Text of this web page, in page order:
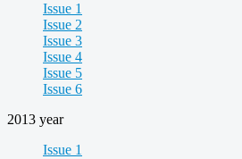
Issue 1
Issue 2
Issue 3
Issue 4
Issue 5
Issue 6
2013 year
Issue 1